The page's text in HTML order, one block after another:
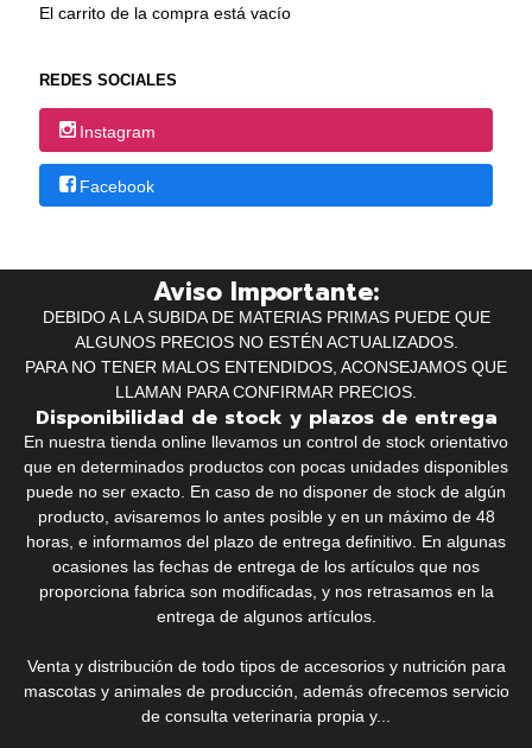
El carrito de la compra está vacío
REDES SOCIALES
Instagram
Facebook
Aviso Importante:
DEBIDO A LA SUBIDA DE MATERIAS PRIMAS PUEDE QUE
ALGUNOS PRECIOS NO ESTÉN ACTUALIZADOS.
PARA NO TENER MALOS ENTENDIDOS, ACONSEJAMOS QUE
LLAMAN PARA CONFIRMAR PRECIOS.
Disponibilidad de stock y plazos de entrega
En nuestra tienda online llevamos un control de stock orientativo
que en determinados productos con pocas unidades disponibles
puede no ser exacto. En caso de no disponer de stock de algún
producto, avisaremos lo antes posible y en un máximo de 48
horas, e informamos del plazo de entrega definitivo. En algunas
ocasiones las fechas de entrega de los artículos que nos
proporciona fabrica son modificadas, y nos retrasamos en la
entrega de algunos artículos.
Venta y distribución de todo tipos de accesorios y nutrición para
mascotas y animales de producción, además ofrecemos servicio
de consulta veterinaria propia y...